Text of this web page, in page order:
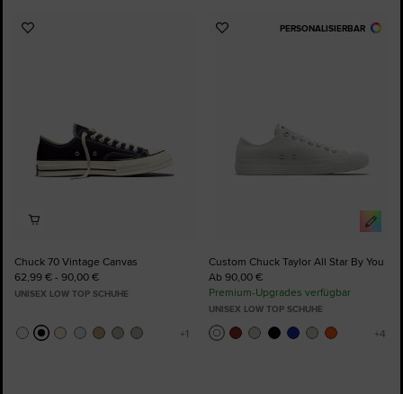
Zu
Chuck 70 Vintage Canvas
62,99 € - 90,00 €
UNISEX LOW TOP SCHUHE
PERSONALISIERBAR
Zu
Custom Chuck Taylor All Star By You
Ab 90,00 €
Premium-Upgrades verfügbar
UNISEX LOW TOP SCHUHE